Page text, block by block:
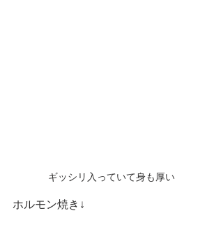
ギッシリ入っていて身も厚い
ホルモン焼き↓